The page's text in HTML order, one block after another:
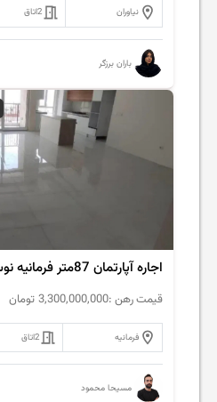
نیاوران 2اتاق
باران برزگر
اجاره آپارتمان 87متر فرمانیه نوساز
قیمت رهن :3,300,000,000 تومان
فرمانیه 2اتاق
مسیحا محمود